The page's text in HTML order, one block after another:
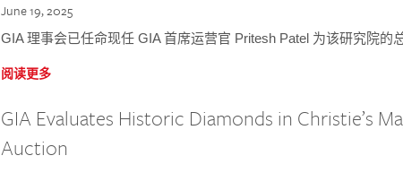
June 19, 2025
GIA 理事会已任命现任 GIA 首席运营官 Pritesh Patel 为该研究院的
阅读更多
GIA Evaluates Historic Diamonds in Christie’s
Auction